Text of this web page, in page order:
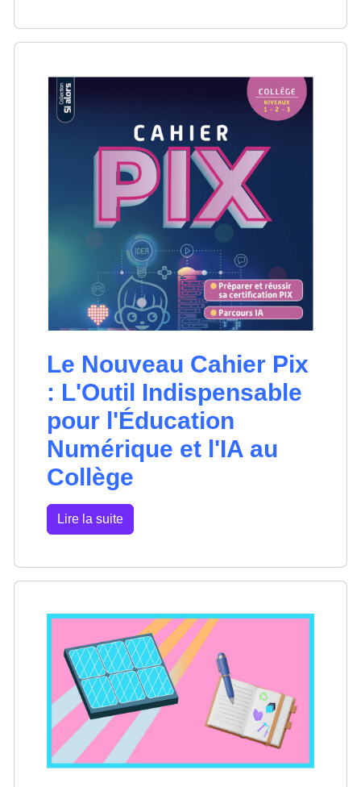
Le Nouveau Cahier Pix
: L'Outil Indispensable
pour l'Éducation
Numérique et l'IA au
Collège
Lire la suite